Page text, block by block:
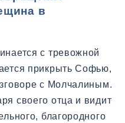
в
с тревожной
прикрыть Софью,
с Молчалиным.
своего отца и видит
благородного